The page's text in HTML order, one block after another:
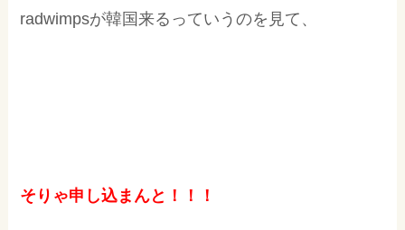
radwimpsが韓国来るっていうのを見て、
そりゃ申し込まんと！！！